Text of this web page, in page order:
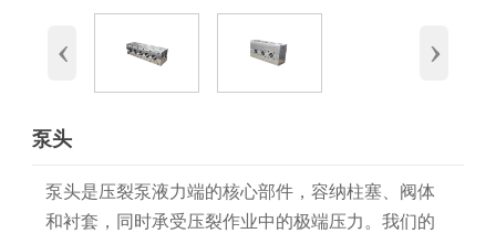
‹ ›
泵头
泵头是压裂泵液力端的核心部件，容纳柱塞、阀体
和衬套，同时承受压裂作业中的极端压力。我们的